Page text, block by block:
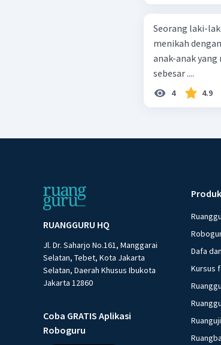
Seorang laki-
menikah
anak-anak
sebesar ....
4 4.9
RUANGGURU HQ
Jl. Dr. Saharjo No.161, Manggarai
Selatan, Tebet, Kota Jakarta
Selatan, Daerah Khusus Ibukota
Jakarta 12860
Coba GRATIS Aplikasi
Roboguru
Dafa
Kursus
Ruanguji